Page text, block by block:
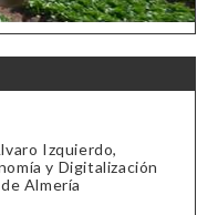
Izquierdo,
y Digitalización
Almería